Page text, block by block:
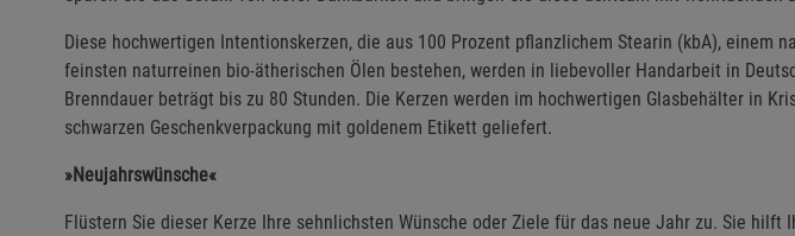
Diese hochwertigen Intentionskerzen, die aus 100 Prozent pflanzlichem Stearin (kbA), einem
feinsten naturreinen bio-ätherischen Ölen bestehen, werden in liebevoller Handarbeit in
Brenndauer beträgt bis zu 80 Stunden. Die Kerzen werden im hochwertigen Glasbehälter in
schwarzen Geschenkverpackung mit goldenem Etikett geliefert.
»Neujahrswünsche«
Flüstern Sie dieser Kerze Ihre sehnlichsten Wünsche oder Ziele für das neue Jahr zu. Sie hilft